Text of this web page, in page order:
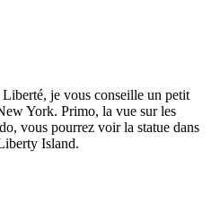
je vous conseille un petit
York. Primo, la vue sur les
vous pourrez voir la statue dans
Island.